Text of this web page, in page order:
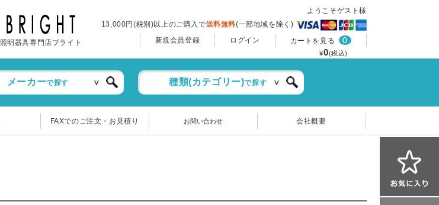
照明器具専門店ブライト
ようこそゲスト様
13,000円(税別)以上のご購入で送料無料(一部地域を除く)
新規会員登録
ログイン カートを見る 0
¥0(税込)
メーカーで探す 種類(カテゴリー)で探す
FAXでのご注文・お見積り お問い合わせ 会社概要